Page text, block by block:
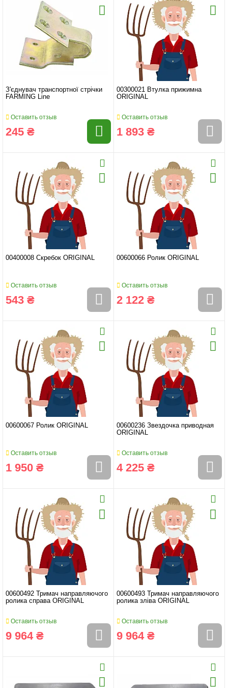
З'єднувач транспортної стрічки
FARMING Line
Оставить отзыв
245 ₴
00300021 Втулка прижимна
ORIGINAL
Оставить отзыв
1 893 ₴
00400008 Скребок ORIGINAL
Оставить отзыв
543 ₴
00600066 Ролик ORIGINAL
Оставить отзыв
2 122 ₴
00600067 Ролик ORIGINAL
Оставить отзыв
1 950 ₴
00600236 Звездочка приводная
ORIGINAL
Оставить отзыв
4 225 ₴
00600492 Тримач направляючого
ролика справа ORIGINAL
Оставить отзыв
9 964 ₴
00600493 Тримач направляючого
ролика зліва ORIGINAL
Оставить отзыв
9 964 ₴